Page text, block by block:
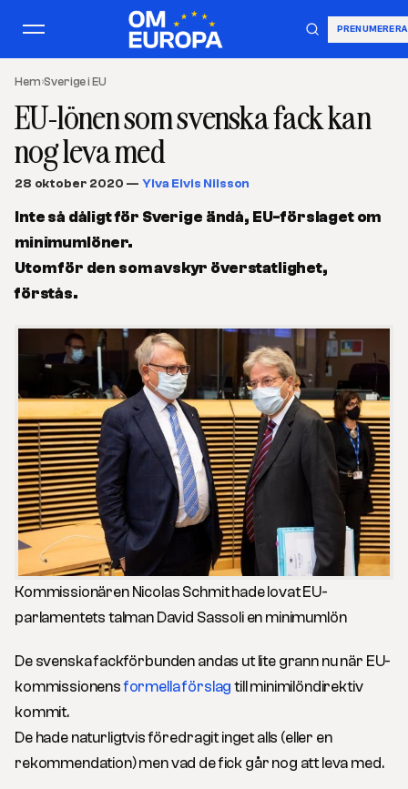
PRENUMERERA
Hem›Sverige i EU
EU-lönen som svenska fack kan
nog leva med
28 oktober 2020 — Ylva Elvis Nilsson
Inte så dåligt för Sverige ändå, EU-förslaget om
minimumlöner.
Utom för den som avskyr överstatlighet,
förstås.
Kommissionären Nicolas Schmit hade lovat EU-
parlamentets talman David Sassoli en minimumlön
De svenska fackförbunden andas ut lite grann nu när EU-
kommissionensformella förslagtill minimilöndirektiv
kommit.
De hade naturligtvis föredragit inget alls (eller en
rekommendation) men vad de fick går nog att leva med.